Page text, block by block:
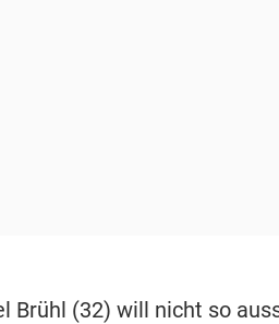
Brühl (32) will nicht so